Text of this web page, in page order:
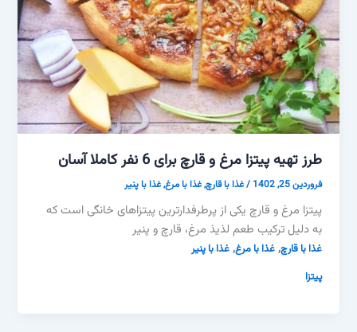
طرز تهیه پیتزا مرغ و قارچ برای 6 نفر کاملا آسان
فروردین 25, 1402 /غذا با قارچ,غذا با مرغ,غذا با پنیر
پیتزا مرغ و قارچ یکی از پرطرفدارترین پیتزاهای خانگی است که
به دلیل ترکیب طعم لذیذ مرغ، قارچ و پنیر
غذا با قارچ,غذا با مرغ,غذا با پنیر
پیتزا